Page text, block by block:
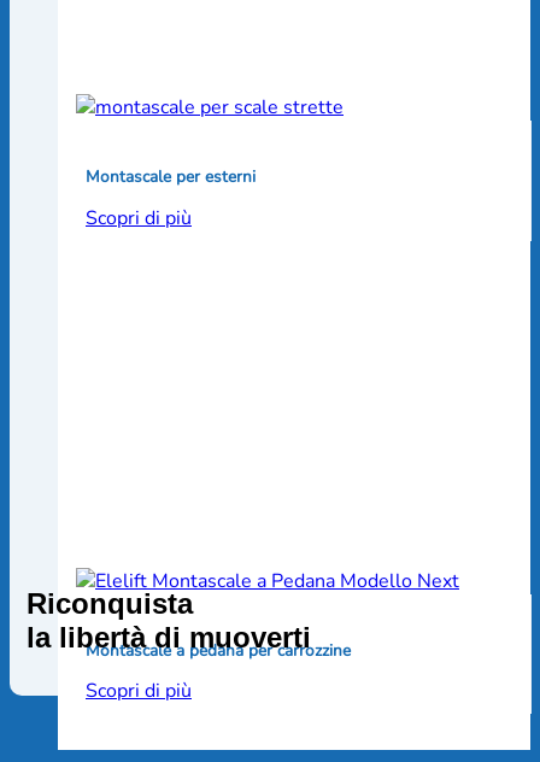
Montascale per esterni
Scopri di più
Montascale a pedana per carrozzine
Scopri di più
Riconquista
la libertà di muoverti